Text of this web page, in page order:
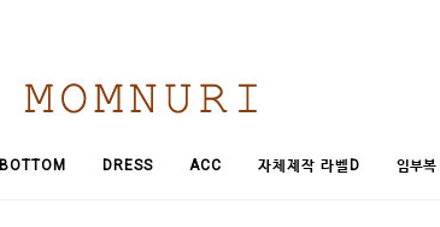
BOTTOM DRESS ACC 자체제작 라벨D 임부복